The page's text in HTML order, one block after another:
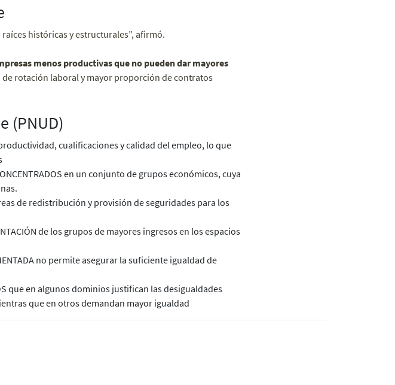
históricas y estructurales”, afirmó.
menos productivas que no pueden dar mayores
rotación laboral y mayor proporción de contratos
(PNUD)
cualificaciones y calidad del empleo, lo que
en un conjunto de grupos económicos, cuya
de redistribución y provisión de seguridades para los
de los grupos de mayores ingresos en los espacios
no permite asegurar la suficiente igualdad de
que en algunos dominios justifican las desigualdades
que en otros demandan mayor igualdad